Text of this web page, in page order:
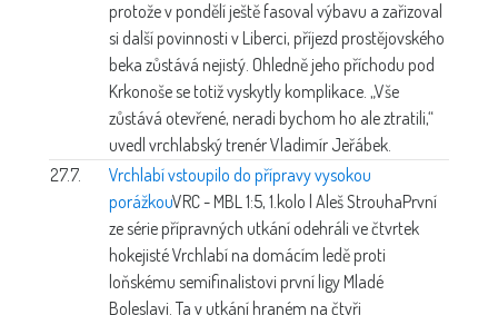
protože v pondělí ještě fasoval výbavu a zařizoval
si další povinnosti v Liberci, příjezd prostějovského
beka zůstává nejistý. Ohledně jeho příchodu pod
Krkonoše se totiž vyskytly komplikace. „Vše
zůstává otevřené, neradi bychom ho ale ztratili,“
uvedl vrchlabský trenér Vladimír Jeřábek.
27.7.
Vrchlabí vstoupilo do přípravy vysokou
porážkouVRC - MBL 1:5, 1.kolo | Aleš StrouhaPrvní
ze série přípravných utkání odehráli ve čtvrtek
hokejisté Vrchlabí na domácím ledě proti
loňskému semifinalistovi první ligy Mladé
Boleslavi. Ta v utkání hraném na čtyři